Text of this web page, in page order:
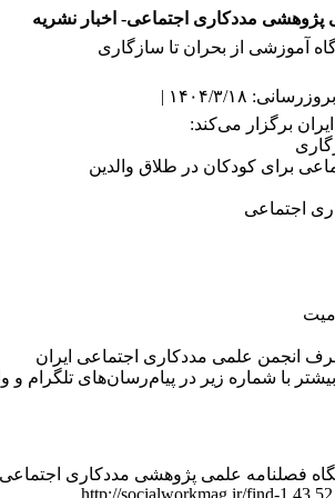
پژوهشی مددکاری اجتماعی- اخبار نشریه
آموزشی از بحران تا سازگاری
۱۴۰۴/۳/۱۸ |
برگزار می‌کند:
برای کودکان در طلاق والدین
اجتماعی
میت
طرف انجمن علمی مددکاری اجتماعی ایران
با شماره زیر در پیام‌رسان‌های تلگرام و
فصلنامه علمی پژوهشی مددکاری
http://socialworkmag.ir/find-